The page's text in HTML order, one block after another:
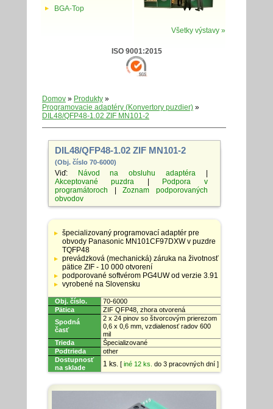
BGA-Top
Všetky výstavy »
ISO 9001:2015
Domov » Produkty »
Programovacie adaptéry (Konvertory puzdier) »
DIL48/QFP48-1.02 ZIF MN101-2
DIL48/QFP48-1.02 ZIF MN101-2
(Obj. číslo 70-6000)
Viď: Návod na obsluhu adaptéra
Akceptované puzdra
Podpora v
programátoroch |Zoznam podporovaných
obvodov
Tabuľka
so
špecifikáciami
adaptérov
špecializovaný programovací adaptér pre
obvody Panasonic MN101CF97DXW v puzdre
TQFP48
prevádzková (mechanická) záruka na životnosť
pätice ZIF - 10 000 otvorení
podporované softvérom PG4UW od verzie 3.91
vyrobené na Slovensku
Obj. číslo.
70-6000
Pätica
ZIF QFP48, zhora otvorená
Spodná
časť
2 x 24 pinov so štvorcovým prierezom
0,6 x 0,6 mm, vzdialenosť radov 600
mil
Trieda
Špecializované
Podtrieda
other
Dostupnosť
na sklade
1 ks. [ iné 12 ks. do 3 pracovných dní ]